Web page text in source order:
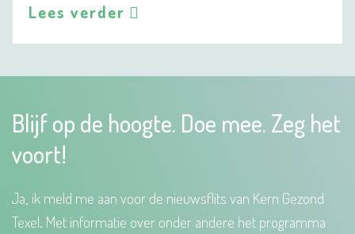
Lees verder
Blijf op de hoogte. Doe mee. Zeg het
voort!
Ja, ik meld me aan voor de nieuwsflits van Kern Gezond
Texel. Met informatie over onder andere het programma